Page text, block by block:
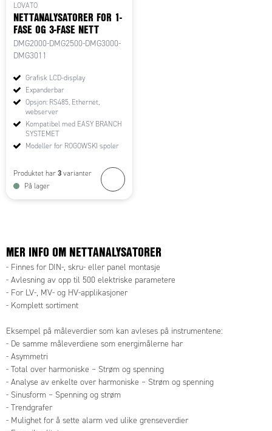
LOVATO
NETTANALYSATORER FOR 1-
FASE OG 3-FASE NETT
DMG2000-DMG2500-DMG3000-
DMG3011
Grafisk LCD-display
Expanderbar
Opsjon: RS485, Ethernet,
webserver
Kompatibel med EASY BRANCH
SYSTEMET
Modeller for ROGOWSKI spoler
Produktet har 3 varianter
På lager
MER INFO OM NETTANALYSATORER
- Finnes for DIN-, skru- eller panel montasje
- Avlesning av opp til 500 elektriske parametere
- For LV-, MV- og HV-applikasjoner
- Komplett sortiment
Eksempel på måleverdier som kan avleses på instrumentene:
- De samme måleverdiene som energimålerne har
- Asymmetri
- Total over harmoniske – Strøm og spenning
- Analyse av enkelte over harmoniske – Strøm og spenning
- Sinusform – Spenning og strøm
- Trendgrafer
- Mulighet for å sette alarm ved ulike grenseverdier